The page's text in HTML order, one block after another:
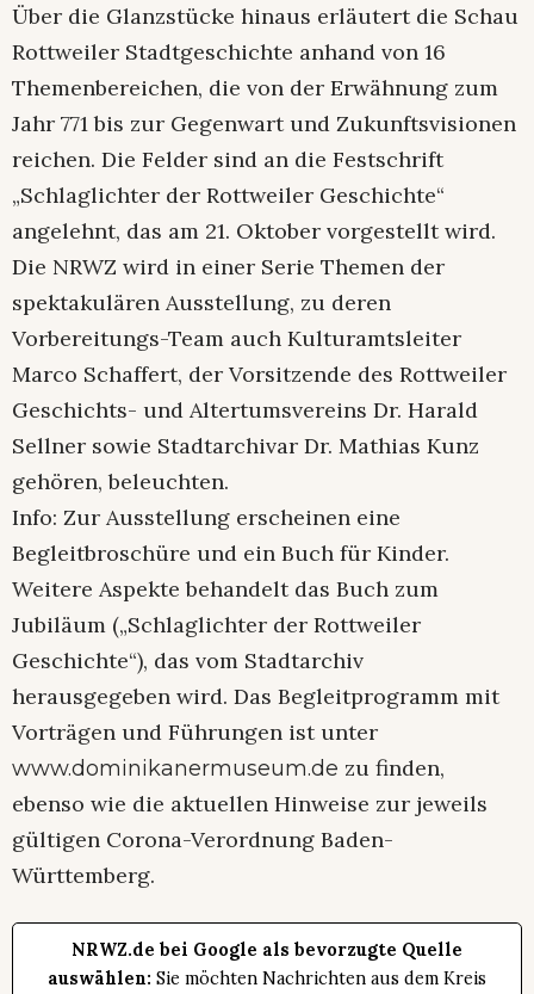
Über die Glanzstücke hinaus erläutert die Schau
Rottweiler Stadtgeschichte anhand von 16
Themenbereichen, die von der Erwähnung zum
Jahr 771 bis zur Gegenwart und Zukunftsvisionen
reichen. Die Felder sind an die Festschrift
„Schlaglichter der Rottweiler Geschichte“
angelehnt, das am 21. Oktober vorgestellt wird.
Die NRWZ wird in einer Serie Themen der
spektakulären Ausstellung, zu deren
Vorbereitungs-Team auch Kulturamtsleiter
Marco Schaffert, der Vorsitzende des Rottweiler
Geschichts- und Altertumsvereins Dr. Harald
Sellner sowie Stadtarchivar Dr. Mathias Kunz
gehören, beleuchten.
Info: Zur Ausstellung erscheinen eine
Begleitbroschüre und ein Buch für Kinder.
Weitere Aspekte behandelt das Buch zum
Jubiläum („Schlaglichter der Rottweiler
Geschichte“), das vom Stadtarchiv
herausgegeben wird. Das Begleitprogramm mit
Vorträgen und Führungen ist unter
www.dominikanermuseum.de zu finden,
ebenso wie die aktuellen Hinweise zur jeweils
gültigen Corona-Verordnung Baden-
Württemberg.
NRWZ.de bei Google als bevorzugte Quelle
auswählen: Sie möchten Nachrichten aus dem Kreis